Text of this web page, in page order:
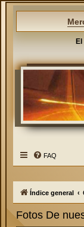
El
FAQ
Índice general
Fotos De